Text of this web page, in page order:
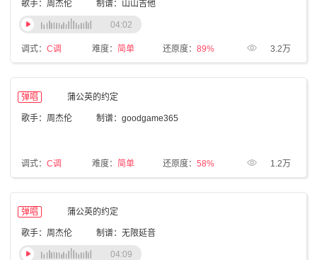
歌手：周杰伦 制谱：山山吉他
调式： C调 难度： 简单 还原度： 89% 3.2万
04:02
弹唱 蒲公英的约定
歌手：周杰伦 制谱：goodgame365
调式： C调 难度： 简单 还原度： 58% 1.2万
弹唱 蒲公英的约定
歌手：周杰伦 制谱：无限延音
04:09